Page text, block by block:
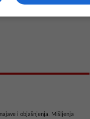
i objašnjenja. Mišljenja